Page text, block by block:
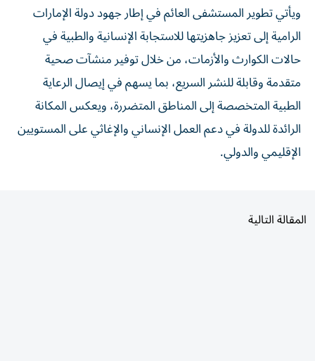
ويأتي تطوير المستشفى العائم في إطار جهود دولة الإمارات
الرامية إلى تعزيز جاهزيتها للاستجابة الإنسانية والطبية في
حالات الكوارث والأزمات، من خلال توفير منشآت صحية
متقدمة وقابلة للنشر السريع، بما يسهم في إيصال الرعاية
الطبية المتخصصة إلى المناطق المتضررة، ويعكس المكانة
الرائدة للدولة في دعم العمل الإنساني والإغاثي على المستويين
الإقليمي والدولي.
المقالة التالية